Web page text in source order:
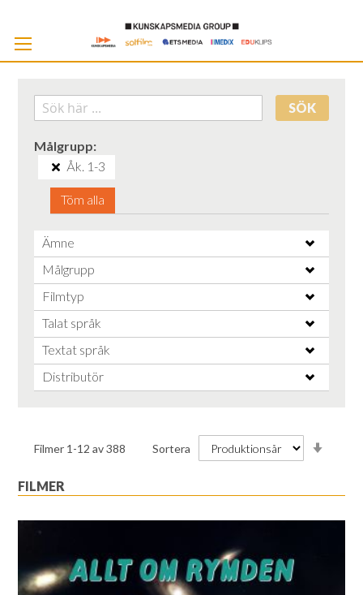
SÖK
Målgrupp
Åk. 1-3
Töm alla
Ämne
Målgrupp
Filmtyp
Talat språk
Textat språk
Distributör
Filmer 1 -12 av388 Sortera
FILMER